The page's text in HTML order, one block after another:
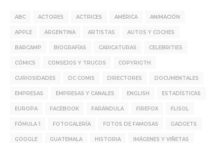
ABC ACTORES ACTRICES AMÉRICA ANIMACIÓN
APPLE ARGENTINA ARTISTAS AUTOS Y COCHES
BARCAMP BIOGRAFÍAS CARICATURAS CELEBRITIES
CÓMICS CONSEJOS Y TRUCOS COPYRIGTH
CURIOSIDADES DC COMIS DIRECTORES DOCUMENTALES
EMPRESAS EMPRESAS Y CANALES ENGLISH ESTADÍSTICAS
EUROPA FACEBOOK FARÁNDULA FIREFOX FLISOL
FÓMULA 1 FOTOGALERÍA FOTOS DE FAMOSAS GADGETS
GOOGLE GUATEMALA HISTORIA IMÁGENES Y VIÑETAS